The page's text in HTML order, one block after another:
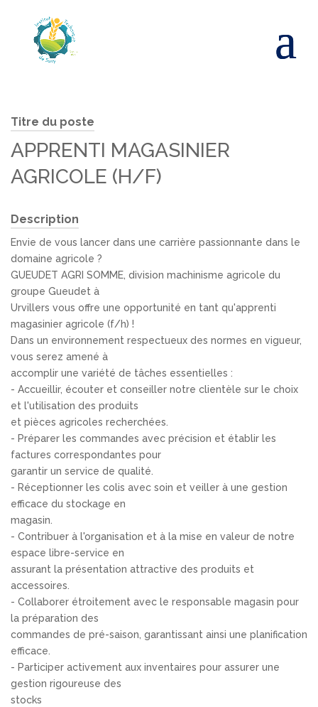
Titre du poste
APPRENTI MAGASINIER
AGRICOLE (H/F)
Description
Envie de vous lancer dans une carrière passionnante dans le
domaine agricole ?
GUEUDET AGRI SOMME, division machinisme agricole du
groupe Gueudet à
Urvillers vous offre une opportunité en tant qu'apprenti
magasinier agricole (f/h) !
Dans un environnement respectueux des normes en vigueur,
vous serez amené à
accomplir une variété de tâches essentielles :
- Accueillir, écouter et conseiller notre clientèle sur le choix
et l'utilisation des produits
et pièces agricoles recherchées.
- Préparer les commandes avec précision et établir les
factures correspondantes pour
garantir un service de qualité.
- Réceptionner les colis avec soin et veiller à une gestion
efficace du stockage en
magasin.
- Contribuer à l'organisation et à la mise en valeur de notre
espace libre-service en
assurant la présentation attractive des produits et
accessoires.
- Collaborer étroitement avec le responsable magasin pour
la préparation des
commandes de pré-saison, garantissant ainsi une planification
efficace.
- Participer activement aux inventaires pour assurer une
gestion rigoureuse des
stocks